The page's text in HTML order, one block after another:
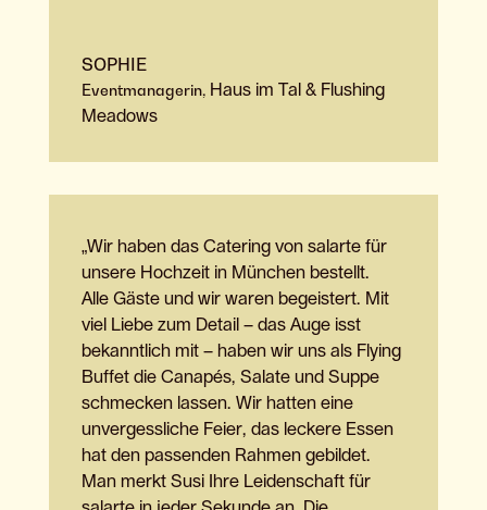
SOPHIE
Eventmanagerin, Haus im Tal & Flushing
Meadows
„Wir haben das Catering von salarte für
unsere Hochzeit in München bestellt.
Alle Gäste und wir waren begeistert. Mit
viel Liebe zum Detail – das Auge isst
bekanntlich mit – haben wir uns als Flying
Buffet die Canapés, Salate und Suppe
schmecken lassen. Wir hatten eine
unvergessliche Feier, das leckere Essen
hat den passenden Rahmen gebildet.
Man merkt Susi Ihre Leidenschaft für